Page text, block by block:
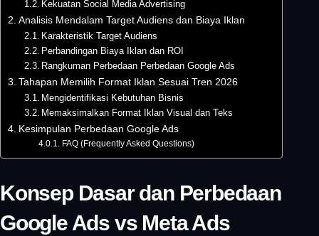
Kekuatan Social Media Advertising
Analisis Mendalam Target Audiens dan Biaya Iklan
Karakteristik Target Audiens
Perbandingan Biaya Iklan dan ROI
Rangkuman Perbedaan Perbedaan Google Ads
Tahapan Memilih Format Iklan Sesuai Tren 2026
Mengidentifikasi Kebutuhan Bisnis
Memaksimalkan Format Iklan Visual dan Teks
Kesimpulan Perbedaan Google Ads
FAQ (Frequently Asked Questions)
Konsep Dasar dan Perbedaan
Google Ads vs Meta Ads